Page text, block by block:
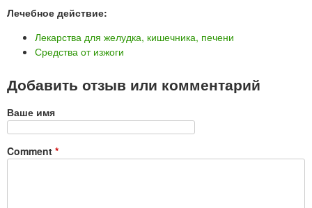
Лечебное действие:
Лекарства для желудка, кишечника, печени
Средства от изжоги
Добавить отзыв или комментарий
Ваше имя
Comment *